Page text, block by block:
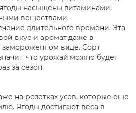
насыщены витаминами,
веществами,
длительного времени. Эта
вкус и аромат даже в
виде. Сорт
что урожай можно будет
за сезон.
на розетках усов, которые еще
Ягоды достигают веса в